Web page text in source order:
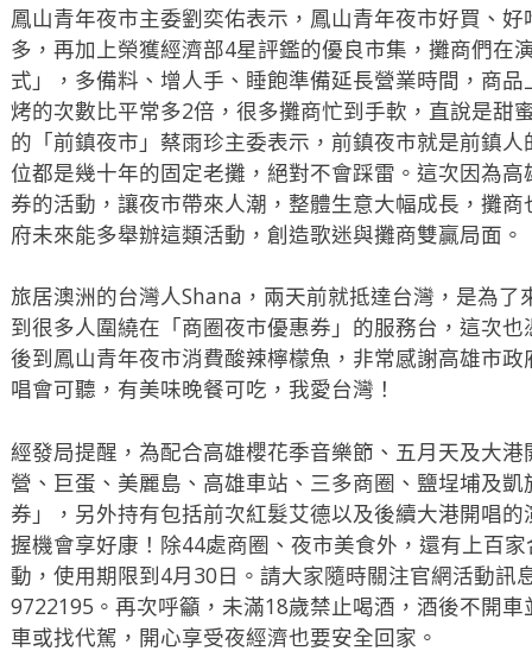
鳳山青年夜市主委劉奕佑表示，鳳山青年夜市好買、
多，再加上榮獲經濟部4星評鑑的優良市集，攤商們在
式」，多備料、增人手、睡飽準備延長營業時間，商
烤的次數比平常多2倍，很多攤商忙到手軟，直說是甜
的「前鎮夜市」蔡雨珍主委表示，前鎮夜市就是前鎮
位都是幾十年的固定老攤，絕對不會踩雷。這次因為
券的活動，讓夜市帶來人潮，整體生意大幅成長，攤
府未來能多舉辦這類活動，創造歌迷與攤商雙贏局面。
旅居澳洲的台灣人Shana，兩天前就抵達台灣，是為
到很多人圍繞在「商圈夜市優惠券」的服務台，這次
後到鳳山青年夜市消費酸辣檸檬魚，非常感謝高雄市
唱會可聽，有美味晚餐可吃，我愛台灣！
經發局提醒，為配合高雄櫻花季音樂節、五月天及大
營、巨蛋、美麗島、高雄車站、三多商圈、鹽埕埔及
券」，另外持有包括前次紅髮艾德以及後續大港開唱
握機會享好康！除44處商圈、夜市美食外，還有上百
動，使用期限到4月30日。請大家隨時關注官網活動訊
9722195。再次呼籲，未滿18歲禁止喝酒，酒後不開
車或找代駕，開心享受夜經濟也要安全回家。